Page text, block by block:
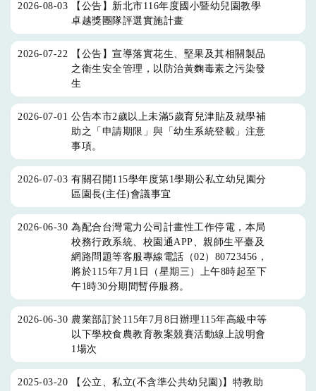
2026-08-03
【公告】新北市116年度國小暨幼兒園教學
卓越獎團隊評選實施計畫
2026-07-22
【公告】宣導落實花生、堅果及其相關製品
之衛生安全管理，以防治黃麴毒素之污染發
生
2026-07-01 公告本市2歲以上未滿5歲育兒津貼及就學補
助之「申請期限」與「幼生系統登載」注意
事項。
2026-07-03 有關召開115學年度第1學期公私立幼兒園分
區園長(主任)會議事宜
2026-06-30 為配合台灣電力公司計畫性工作停電，本局
校務行政系統、校園通APP、親師生平臺及
網路問題等客服專線電話（02）80723456，
將於115年7月1日（星期三）上午8時起至下
午1時30分期間暫停服務。
2026-06-30 農業部訂於115年7月8日辦理115年高級中等
以下學校食農教育教案競賽活動線上說明會
1場次
2025-03-20
【公立、私立(不含準公共幼兒園)】特教助